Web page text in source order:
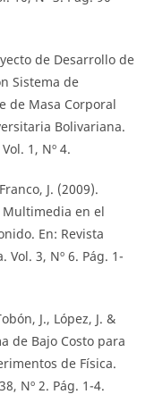
de Desarrollo de
Sistema de
de Masa Corporal
Bolivariana.
1, Nº 4.
J. (2009).
en el
En: Revista
Vol. 3, Nº 6. Pág. 1-
J., López, J. &
de Bajo Costo para
de Física.
Nº 2. Pág. 1-4.